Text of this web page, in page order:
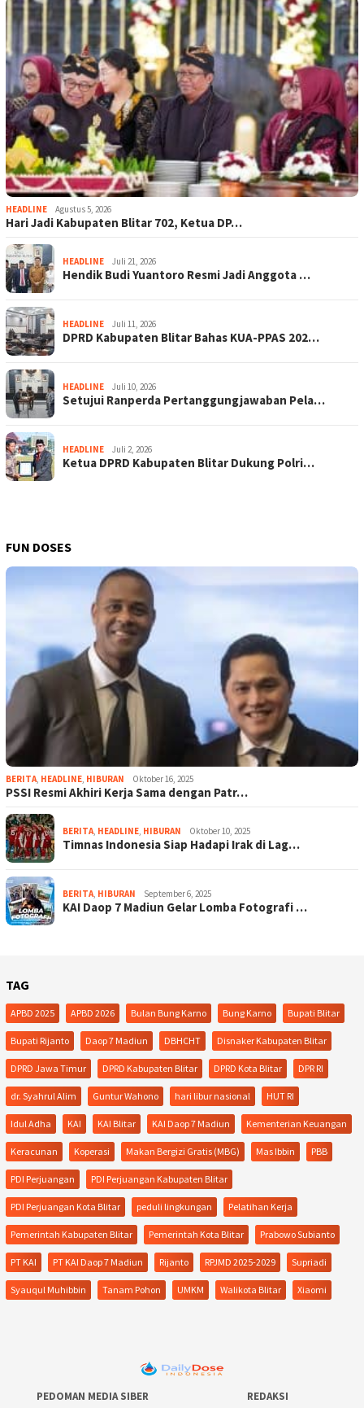
HEADLINE Agustus 5, 2026
Hari Jadi Kabupaten Blitar 702, Ketua DP…
HEADLINE Juli 21, 2026
Hendik Budi Yuantoro Resmi Jadi Anggota …
HEADLINE Juli 11, 2026
DPRD Kabupaten Blitar Bahas KUA-PPAS 202…
HEADLINE Juli 10, 2026
Setujui Ranperda Pertanggungjawaban Pela…
HEADLINE Juli 2, 2026
Ketua DPRD Kabupaten Blitar Dukung Polri…
FUN DOSES
BERITA, HEADLINE, HIBURAN Oktober 16, 2025
PSSI Resmi Akhiri Kerja Sama dengan Patr…
BERITA, HEADLINE, HIBURAN Oktober 10, 2025
Timnas Indonesia Siap Hadapi Irak di Lag…
BERITA, HIBURAN September 6, 2025
KAI Daop 7 Madiun Gelar Lomba Fotografi …
TAG
APBD 2025 APBD 2026 Bulan Bung Karno Bung Karno Bupati Blitar
Bupati Rijanto Daop 7 Madiun DBHCHT Disnaker Kabupaten Blitar
DPRD Jawa Timur DPRD Kabupaten Blitar DPRD Kota Blitar DPR RI
dr. Syahrul Alim Guntur Wahono hari libur nasional HUT RI
Idul Adha KAI KAI Blitar KAI Daop 7 Madiun Kementerian Keuangan
Keracunan Koperasi Makan Bergizi Gratis (MBG) Mas Ibbin PBB
PDI Perjuangan PDI Perjuangan Kabupaten Blitar
PDI Perjuangan Kota Blitar peduli lingkungan Pelatihan Kerja
Pemerintah Kabupaten Blitar Pemerintah Kota Blitar Prabowo Subianto
PT KAI PT KAI Daop 7 Madiun Rijanto RPJMD 2025-2029 Supriadi
Syauqul Muhibbin Tanam Pohon UMKM Walikota Blitar Xiaomi
PEDOMAN MEDIA SIBER REDAKSI